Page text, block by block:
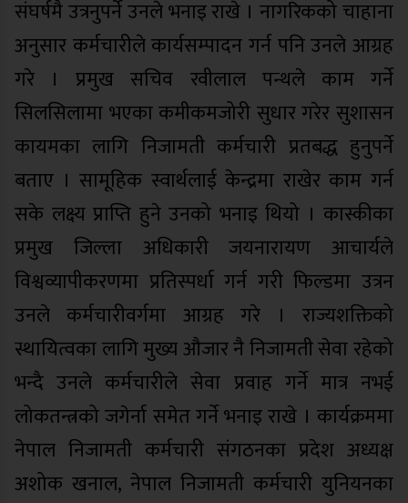
संघर्षमै उत्रनुपर्ने उनले भनाइ राखे । नागरिकको चाहाना
अनुसार कर्मचारीले कार्यसम्पादन गर्न पनि उनले आग्रह
गरे । प्रमुख सचिव रवीलाल पन्थले काम गर्ने
सिलसिलामा भएका कमीकमजोरी सुधार गरेर सुशासन
कायमका लागि निजामती कर्मचारी प्रतबद्ध हुनुपर्ने
बताए । सामूहिक स्वार्थलाई केन्द्रमा राखेर काम गर्न
सके लक्ष्य प्राप्ति हुने उनको भनाइ थियो । कास्कीका
प्रमुख जिल्ला अधिकारी जयनारायण आचार्यले
विश्वव्यापीकरणमा प्रतिस्पर्धा गर्न गरी फिल्डमा उत्रन
उनले कर्मचारीवर्गमा आग्रह गरे । राज्यशक्तिको
स्थायित्वका लागि मुख्य औजार नै निजामती सेवा रहेको
भन्दै उनले कर्मचारीले सेवा प्रवाह गर्ने मात्र नभई
लोकतन्त्रको जगेर्ना समेत गर्ने भनाइ राखे । कार्यक्रममा
नेपाल निजामती कर्मचारी संगठनका प्रदेश अध्यक्ष
अशोक खनाल, नेपाल निजामती कर्मचारी युनियनका